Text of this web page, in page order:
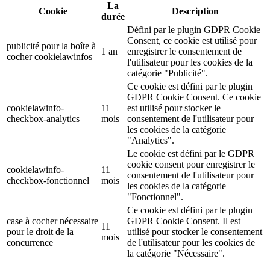
Cookie
La
durée
Description
publicité pour la boîte à
cocher cookielawinfos
1 an
Défini par le plugin GDPR Cookie
Consent, ce cookie est utilisé pour
enregistrer le consentement de
l'utilisateur pour les cookies de la
catégorie "Publicité".
cookielawinfo-
checkbox-analytics
11
mois
Ce cookie est défini par le plugin
GDPR Cookie Consent. Ce cookie
est utilisé pour stocker le
consentement de l'utilisateur pour
les cookies de la catégorie
"Analytics".
cookielawinfo-
checkbox-fonctionnel
11
mois
Le cookie est défini par le GDPR
cookie consent pour enregistrer le
consentement de l'utilisateur pour
les cookies de la catégorie
"Fonctionnel".
case à cocher nécessaire
pour le droit de la
concurrence
11
mois
Ce cookie est défini par le plugin
GDPR Cookie Consent. Il est
utilisé pour stocker le consentement
de l'utilisateur pour les cookies de
la catégorie "Nécessaire".